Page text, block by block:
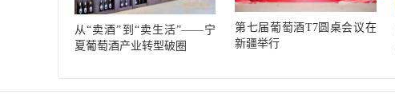
从“卖酒”到“卖生活”——宁
夏葡萄酒产业转型破圈
第七届葡萄酒T7圆桌会议在
新疆举行